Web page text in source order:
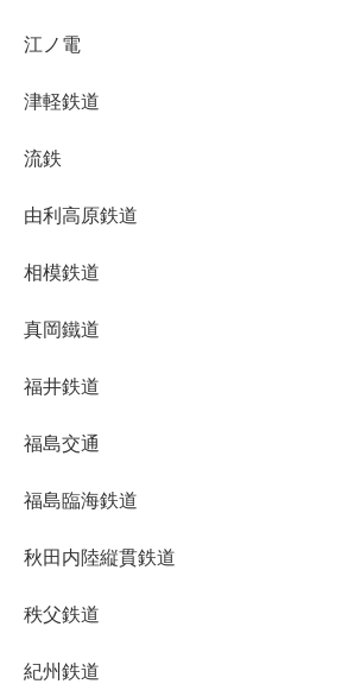
江ノ電
津軽鉄道
流鉄
由利高原鉄道
相模鉄道
真岡鐵道
福井鉄道
福島交通
福島臨海鉄道
秋田内陸縦貫鉄道
秩父鉄道
紀州鉄道